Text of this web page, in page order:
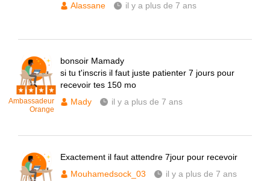
Alassane
il y a plus de 7 ans
Ambassadeur
Orange
bonsoir Mamady
si tu t'inscris il faut juste patienter 7 jours pour
recevoir tes 150 mo
Mady
il y a plus de 7 ans
Exactement il faut attendre 7jour pour recevoir
Mouhamedsock_03
il y a plus de 7 ans